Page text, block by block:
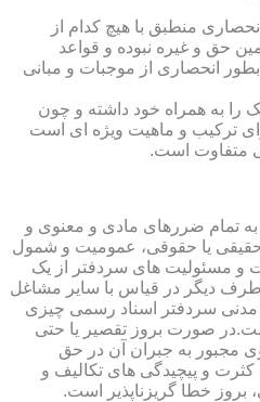
منطبق با هیچ کدام از
حق و غیره نبوده و قواعد
انحصاری از موجبات و مبانی
را به همراه خود داشته و چون
ترکیب و ماهیت ویژه ای است
متفاوت است.
تمام ضررهای مادی و معنوی و
حقیقی یا حقوقی، عمومیت و شمول
و مسئولیت های سردفتر از یک
دیگر در قیاس با سایر مشاغل
سردفتر اسناد رسمی چیزی
صورت بروز تقصیر یا حتی
مجبور به جبران آن در حق
کثرت و پیچیدگی های تکالیف و
خطا گریزناپذیر است.